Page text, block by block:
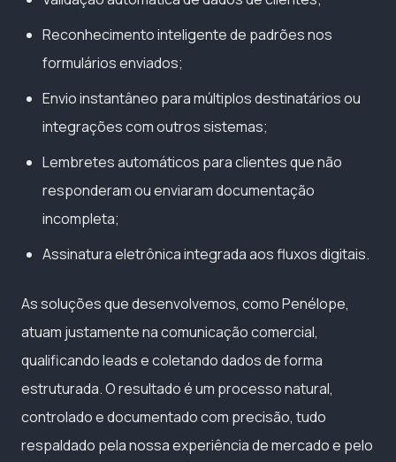
Reconhecimento inteligente de padrões nos
formulários enviados;
Envio instantâneo para múltiplos destinatários ou
integrações com outros sistemas;
Lembretes automáticos para clientes que não
responderam ou enviaram documentação
incompleta;
Assinatura eletrônica integrada aos fluxos digitais.
As soluções que desenvolvemos, como Penélope,
atuam justamente na comunicação comercial,
qualificando leads e coletando dados de forma
estruturada. O resultado é um processo natural,
controlado e documentado com precisão, tudo
respaldado pela nossa experiência de mercado e pelo